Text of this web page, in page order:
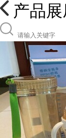
产品